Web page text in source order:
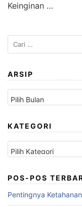
Keinginan …
Cari
untuk:
ARSIP
Arsip
KATEGORI
Kategori
POS-POS
Pentingnya